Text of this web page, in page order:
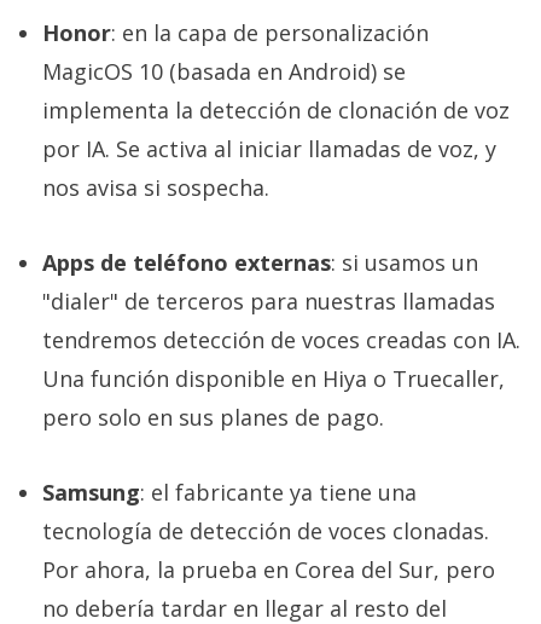
Honor: en la capa de personalización
MagicOS 10 (basada en Android) se
implementa la detección de clonación de voz
por IA. Se activa al iniciar llamadas de voz, y
nos avisa si sospecha.
Apps de teléfono externas: si usamos un
"dialer" de terceros para nuestras llamadas
tendremos detección de voces creadas con IA.
Una función disponible en Hiya o Truecaller,
pero solo en sus planes de pago.
Samsung: el fabricante ya tiene una
tecnología de detección de voces clonadas.
Por ahora, la prueba en Corea del Sur, pero
no debería tardar en llegar al resto del